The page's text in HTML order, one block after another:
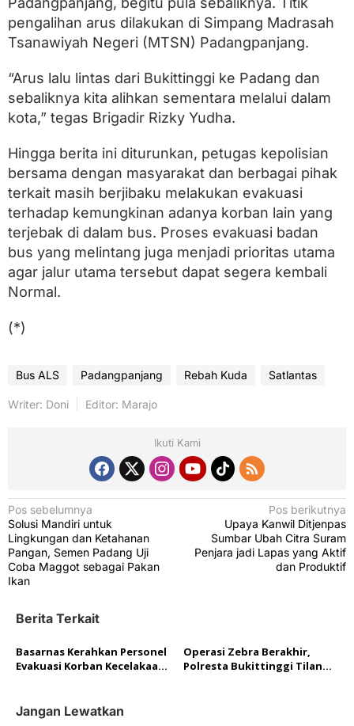
pengalihan arus dilakukan di Simpang Madrasah
Tsanawiyah Negeri (MTSN) Padangpanjang.
“Arus lalu lintas dari Bukittinggi ke Padang dan
sebaliknya kita alihkan sementara melalui dalam
kota,” tegas Brigadir Rizky Yudha.
Hingga berita ini diturunkan, petugas kepolisian
bersama dengan masyarakat dan berbagai pihak
terkait masih berjibaku melakukan evakuasi
terhadap kemungkinan adanya korban lain yang
terjebak di dalam bus. Proses evakuasi badan
bus yang melintang juga menjadi prioritas utama
agar jalur utama tersebut dapat segera kembali
Normal.
(*)
Bus ALS Padangpanjang Rebah Kuda Satlantas
Writer: Doni Editor: Marajo
Ikuti Kami
N
a
v
i
a
s
o
Pos sebelumnya
Solusi Mandiri untuk
Lingkungan dan Ketahanan
Pangan, Semen Padang Uji
Coba Maggot sebagai Pakan
Ikan
Pos berikutnya
Upaya Kanwil Ditjenpas
Sumbar Ubah Citra Suram
Penjara jadi Lapas yang Aktif
dan Produktif
Berita Terkait
Basarnas Kerahkan Personel
Evakuasi Korban Kecelakaan
Operasi Zebra Berakhir,
Polresta Bukittinggi Tilang
Jangan Lewatkan